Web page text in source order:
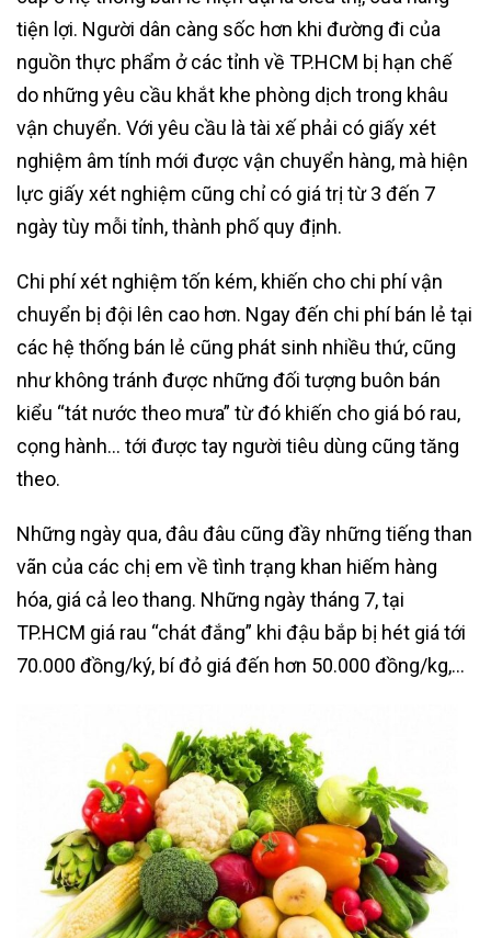
tiện lợi. Người dân càng sốc hơn khi đường đi của
nguồn thực phẩm ở các tỉnh về TP.HCM bị hạn chế
do những yêu cầu khắt khe phòng dịch trong khâu
vận chuyển. Với yêu cầu là tài xế phải có giấy xét
nghiệm âm tính mới được vận chuyển hàng, mà hiện
lực giấy xét nghiệm cũng chỉ có giá trị từ 3 đến 7
ngày tùy mỗi tỉnh, thành phố quy định.
Chi phí xét nghiệm tốn kém, khiến cho chi phí vận
chuyển bị đội lên cao hơn. Ngay đến chi phí bán lẻ tại
các hệ thống bán lẻ cũng phát sinh nhiều thứ, cũng
như không tránh được những đối tượng buôn bán
kiểu “tát nước theo mưa” từ đó khiến cho giá bó rau,
cọng hành… tới được tay người tiêu dùng cũng tăng
theo.
Những ngày qua, đâu đâu cũng đầy những tiếng than
vãn của các chị em về tình trạng khan hiếm hàng
hóa, giá cả leo thang. Những ngày tháng 7, tại
TP.HCM giá rau “chát đắng” khi đậu bắp bị hét giá tới
70.000 đồng/ký, bí đỏ giá đến hơn 50.000 đồng/kg,…